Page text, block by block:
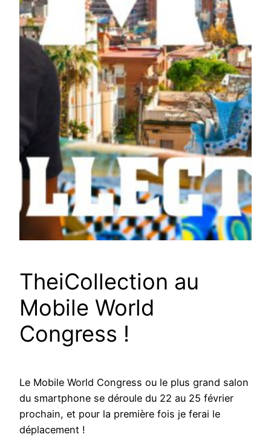
TheiCollection au
Mobile World
Congress !
Le Mobile World Congress ou le plus grand salon
du smartphone se déroule du 22 au 25 février
prochain, et pour la première fois je ferai le
déplacement !